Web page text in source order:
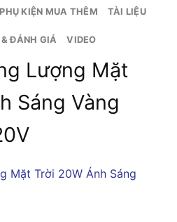
PHỤ KIỆN MUA THÊM TÀI LIỆU
ĐÁNH GIÁ VIDEO
Lượng Mặt
Sáng Vàng